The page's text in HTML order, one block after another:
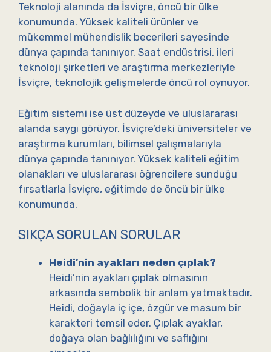
Teknoloji alanında da İsviçre, öncü bir ülke
konumunda. Yüksek kaliteli ürünler ve
mükemmel mühendislik becerileri sayesinde
dünya çapında tanınıyor. Saat endüstrisi, ileri
teknoloji şirketleri ve araştırma merkezleriyle
İsviçre, teknolojik gelişmelerde öncü rol oynuyor.
Eğitim sistemi ise üst düzeyde ve uluslararası
alanda saygı görüyor. İsviçre’deki üniversiteler ve
araştırma kurumları, bilimsel çalışmalarıyla
dünya çapında tanınıyor. Yüksek kaliteli eğitim
olanakları ve uluslararası öğrencilere sunduğu
fırsatlarla İsviçre, eğitimde de öncü bir ülke
konumunda.
SIKÇA SORULAN SORULAR
Heidi’nin ayakları neden çıplak?
Heidi’nin ayakları çıplak olmasının
arkasında sembolik bir anlam yatmaktadır.
Heidi, doğayla iç içe, özgür ve masum bir
karakteri temsil eder. Çıplak ayaklar,
doğaya olan bağlılığını ve saflığını